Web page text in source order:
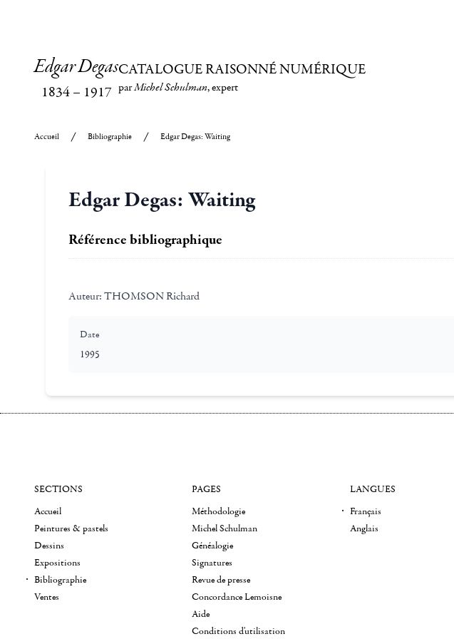
Edgar Degas
1834– 1917
CATALOGUE RAISONNÉ NUMÉRIQUE
parMichel Schulman, expert
Accueil Bibliographie Edgar Degas: Waiting
Edgar Degas: Waiting
Référence bibliographique
Auteur: THOMSON Richard
Date
1995
SECTIONS
Accueil
Peintures & pastels
Dessins
Expositions
Bibliographie
Ventes
PAGES
Méthodologie
Michel Schulman
Généalogie
Signatures
Revue de presse
Concordance Lemoisne
Aide
Conditions d'utilisation
LANGUES
Français
Anglais